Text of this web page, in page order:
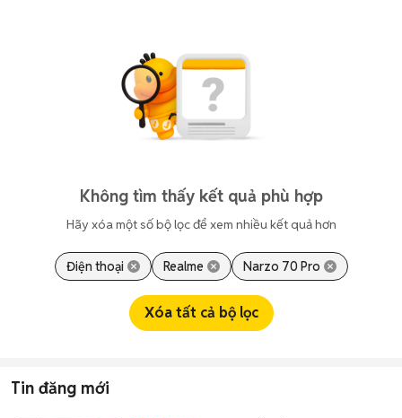
Không tìm thấy kết quả phù hợp
Hãy xóa một số bộ lọc để xem nhiều kết quả hơn
Điện thoại Realme Narzo 70 Pro
Xóa tất cả bộ lọc
Tin đăng mới